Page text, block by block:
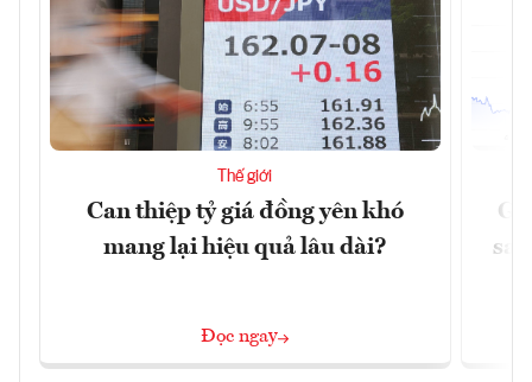
Thế giới
Can thiệp tỷ giá đồng yên khó
mang lại hiệu quả lâu dài?
Đọc ngay